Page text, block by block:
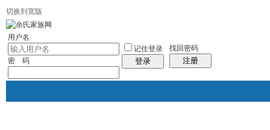
切换到宽版
用户名
密 码
记住登录
登录
找回密码
注册